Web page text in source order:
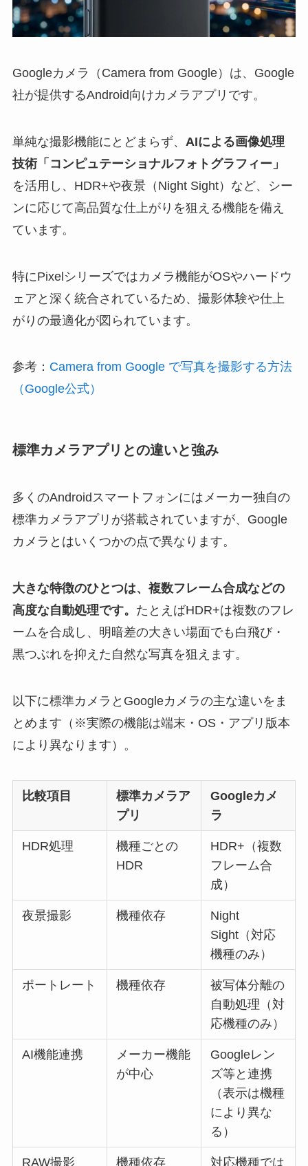
Googleカメラ（Camera from Google）は、Google
社が提供するAndroid向けカメラアプリです。
単純な撮影機能にとどまらず、 AIによる画像処理
技術「コンピュテーショナルフォトグラフィー」
を活用し、HDR+や夜景（Night Sight）など、シー
ンに応じて高品質な仕上がりを狙える機能を備え
ています。
特にPixelシリーズではカメラ機能がOSやハードウ
ェアと深く統合されているため、撮影体験や仕上
がりの最適化が図られています。
参考： Camera from Google で写真を撮影する方法
（Google公式）
標準カメラアプリとの違いと強み
多くのAndroidスマートフォンにはメーカー独自の
標準カメラアプリが搭載されていますが、Google
カメラとはいくつかの点で異なります。
大きな特徴のひとつは、複数フレーム合成などの
高度な自動処理です。 たとえばHDR+は複数のフレ
ームを合成し、明暗差の大きい場面でも白飛び・
黒つぶれを抑えた自然な写真を狙えます。
以下に標準カメラとGoogleカメラの主な違いをま
とめます（※実際の機能は端末・OS・アプリ版本
により異なります）。
比較項目
標準カメラア
プリ
Googleカメ
ラ
HDR処理
機種ごとの
HDR
HDR+（複数
フレーム合
成）
夜景撮影 機種依存
Night
Sight（対応
機種のみ）
ポートレート 機種依存
被写体分離の
自動処理（対
応機種のみ）
AI機能連携
メーカー機能
が中心
Googleレン
ズ等と連携
（表示は機種
により異な
る）
RAW撮影 機種依存 対応機種では